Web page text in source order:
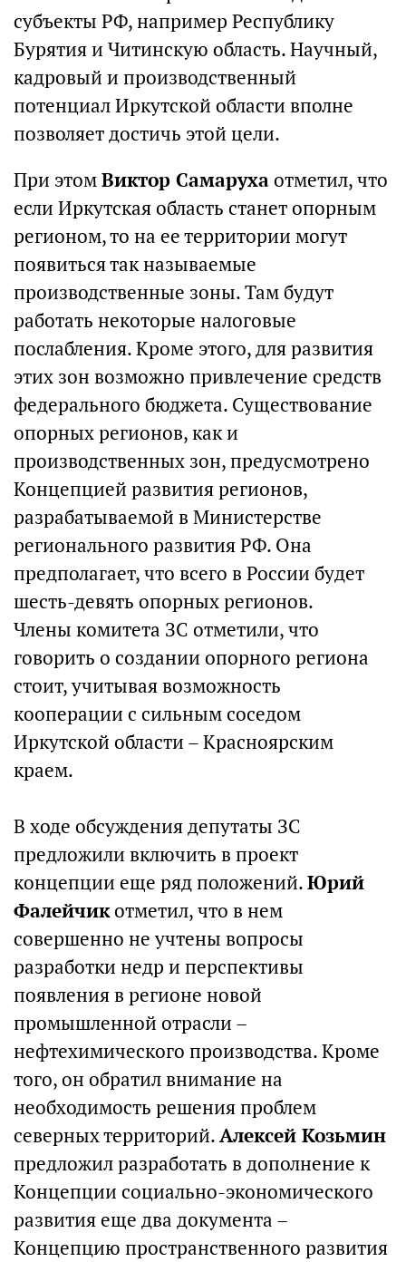
субъекты РФ, например Республику
Бурятия и Читинскую область. Научный,
кадровый и производственный
потенциал Иркутской области вполне
позволяет достичь этой цели.
При этомВиктор Самарухаотметил, что
если Иркутская область станет опорным
регионом, то на ее территории могут
появиться так называемые
производственные зоны. Там будут
работать некоторые налоговые
послабления. Кроме этого, для развития
этих зон возможно привлечение средств
федерального бюджета. Существование
опорных регионов, как и
производственных зон, предусмотрено
Концепцией развития регионов,
разрабатываемой в Министерстве
регионального развития РФ. Она
предполагает, что всего в России будет
шесть-девять опорных регионов.
Члены комитета ЗС отметили, что
говорить о создании опорного региона
стоит, учитывая возможность
кооперации с сильным соседом
Иркутской области – Красноярским
краем.
В ходе обсуждения депутаты ЗС
предложили включить в проект
концепции еще ряд положений.Юрий
Фалейчикотметил, что в нем
совершенно не учтены вопросы
разработки недр и перспективы
появления в регионе новой
промышленной отрасли –
нефтехимического производства. Кроме
того, он обратил внимание на
необходимость решения проблем
северных территорий.Алексей Козьмин
предложил разработать в дополнение к
Концепции социально-экономического
развития еще два документа –
Концепцию пространственного развития